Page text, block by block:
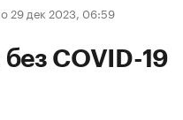
29 дек 2023, 06:59
без COVID-19